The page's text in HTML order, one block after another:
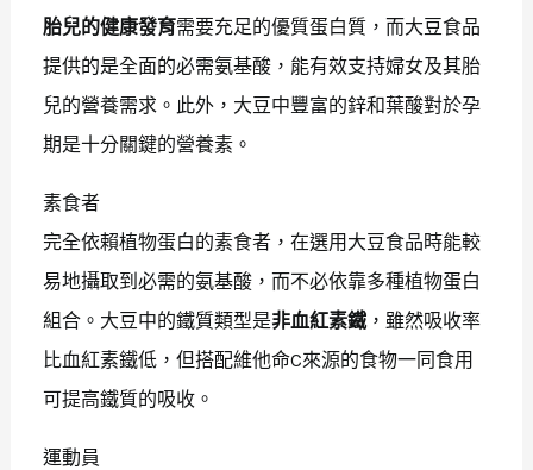
胎兒的健康發育需要充足的優質蛋白質，而大豆食品
提供的是全面的必需氨基酸，能有效支持婦女及其胎
兒的營養需求。此外，大豆中豐富的鋅和葉酸對於孕
期是十分關鍵的營養素。
素食者
完全依賴植物蛋白的素食者，在選用大豆食品時能較
易地攝取到必需的氨基酸，而不必依靠多種植物蛋白
組合。大豆中的鐵質類型是非血紅素鐵，雖然吸收率
比血紅素鐵低，但搭配維他命C來源的食物一同食用
可提高鐵質的吸收。
運動員